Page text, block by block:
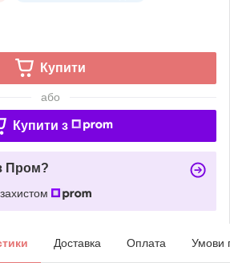
Купити
або
Купити з
Пром?
Доставка Оплата Умови